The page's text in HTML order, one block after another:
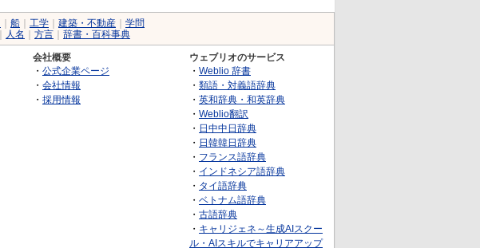
船 工学 建築・不動産
学問
人名 方言 辞書・百科事典
会社概要
・ 公式企業ページ
・ 会社情報
・ 採用情報
ウェブリオのサービス
・ Weblio 辞書
・ 類語・対義語辞典
・ 英和辞典・和英辞典
・ Weblio翻訳
・ 日中中日辞典
・ 日韓韓日辞典
・ フランス語辞典
・ インドネシア語辞典
・ タイ語辞典
・ ベトナム語辞典
・ 古語辞典
・ キャリジェネ～生成AIスクー
ル・AIスキルでキャリアアップ